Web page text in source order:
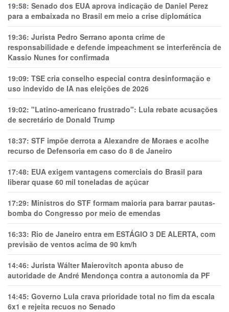
19:58: Senado dos EUA aprova indicação de Daniel Perez
para a embaixada no Brasil em meio a crise diplomática
19:36: Jurista Pedro Serrano aponta crime de
responsabilidade e defende impeachment se interferência de
Kassio Nunes for confirmada
19:09: TSE cria conselho especial contra desinformação e
uso indevido de IA nas eleições de 2026
19:02: "Latino-americano frustrado": Lula rebate acusações
de secretário de Donald Trump
18:37: STF impõe derrota a Alexandre de Moraes e acolhe
recurso de Defensoria em caso do 8 de Janeiro
17:48: EUA exigem vantagens comerciais do Brasil para
liberar quase 60 mil toneladas de açúcar
17:29: Ministros do STF formam maioria para barrar pautas-
bomba do Congresso por meio de emendas
16:33: Rio de Janeiro entra em ESTÁGIO 3 DE ALERTA, com
previsão de ventos acima de 90 km/h
14:46: Jurista Wálter Maierovitch aponta abuso de
autoridade de André Mendonça contra a autonomia da PF
14:45: Governo Lula crava prioridade total no fim da escala
6x1 e rejeita recuos no Senado